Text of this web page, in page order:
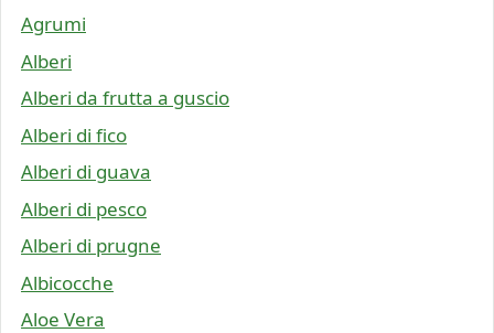
Agrumi
Alberi
Alberi da frutta a guscio
Alberi di fico
Alberi di guava
Alberi di pesco
Alberi di prugne
Albicocche
Aloe Vera